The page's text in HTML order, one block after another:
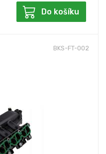
Do košíku
BKS-FT-002